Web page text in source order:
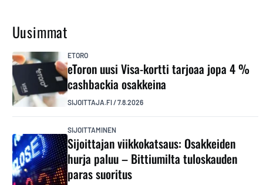
Uusimmat
ETORO
eToron uusi Visa-kortti tarjoaa jopa 4 %
cashbackia osakkeina
SIJOITTAJA.FI/7.8.2026
SIJOITTAMINEN
Sijoittajan viikkokatsaus: Osakkeiden
hurja paluu – Bittiumilta tuloskauden
paras suoritus